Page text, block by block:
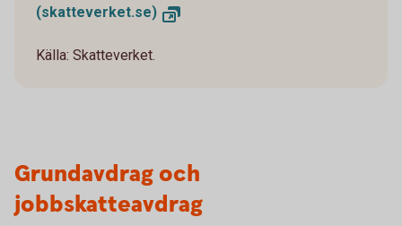
(skatteverket.se)
Källa: Skatteverket.
Grundavdrag och
jobbskatteavdrag